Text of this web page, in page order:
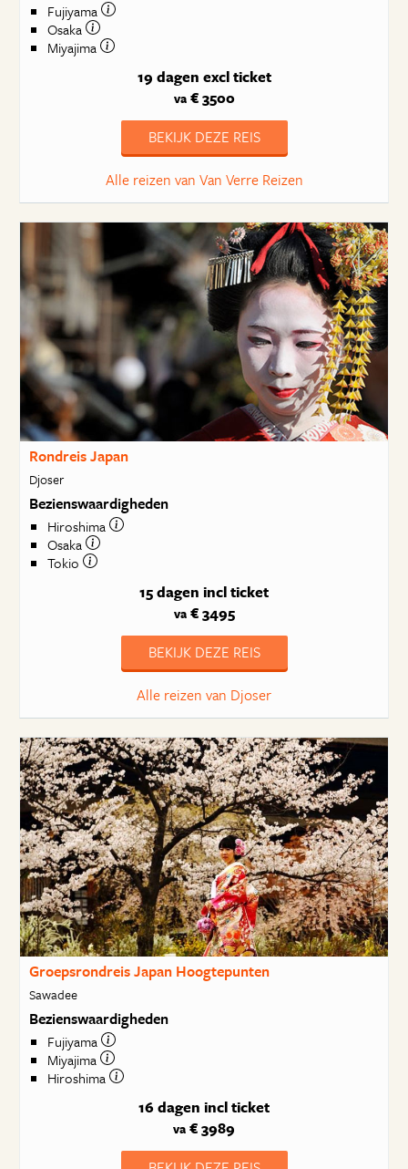
Fujiyama
Osaka
Miyajima
19 dagen excl ticket
va€ 3500
BEKIJK DEZE REIS
Alle reizen van Van Verre Reizen
Rondreis Japan
Djoser
Bezienswaardigheden
Hiroshima
Osaka
Tokio
15 dagen incl ticket
va€ 3495
BEKIJK DEZE REIS
Alle reizen van Djoser
Groepsrondreis Japan Hoogtepunten
Sawadee
Bezienswaardigheden
Fujiyama
Miyajima
Hiroshima
16 dagen incl ticket
va € 3989